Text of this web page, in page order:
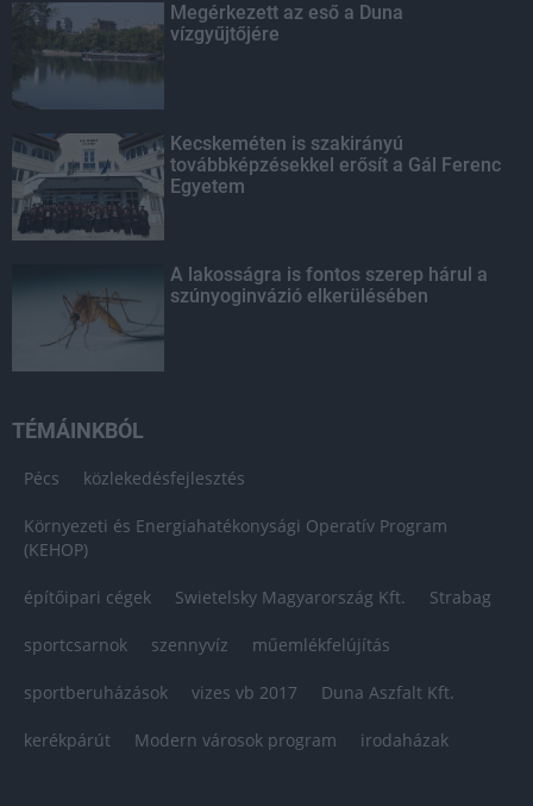
Megérkezett az eső a Duna
vízgyűjtőjére
Kecskeméten is szakirányú
továbbképzésekkel erősít a Gál Ferenc
Egyetem
A lakosságra is fontos szerep hárul a
szúnyoginvázió elkerülésében
TÉMÁINKBÓL
Pécs közlekedésfejlesztés
Környezeti és Energiahatékonysági Operatív Program
(KEHOP)
építőipari cégek Swietelsky Magyarország Kft. Strabag
sportcsarnok szennyvíz műemlékfelújítás
sportberuházások vizes vb 2017 Duna Aszfalt Kft.
kerékpárút Modern városok program irodaházak